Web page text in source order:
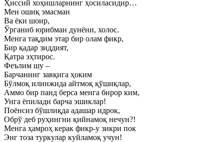
Ҳиссий хоҳишларнинг ҳосиласидир…
Мен ошиқ эмасман
Ва ёки шоир,
Ўрганиб юрибман дунёни, холос.
Менга тақдим этар бир олам фикр,
Бир қадар зиддият,
Қатра эҳтирос.
Феълим шу –
Барчанинг завқига ҳоким
Бўлмоқ илинжида айтмоқ қўшиқлар,
Аммо бир панд берса менга бирор ким,
Унга ёпилади барча эшиклар!
Поёнсиз бўшлиқда адашар идрок,
Обрў деб руҳингни қийнамоқ нечун?!
Менга ҳамроҳ керак фикр-у зикри пок
Энг тоза туркулар куйламоқ учун!